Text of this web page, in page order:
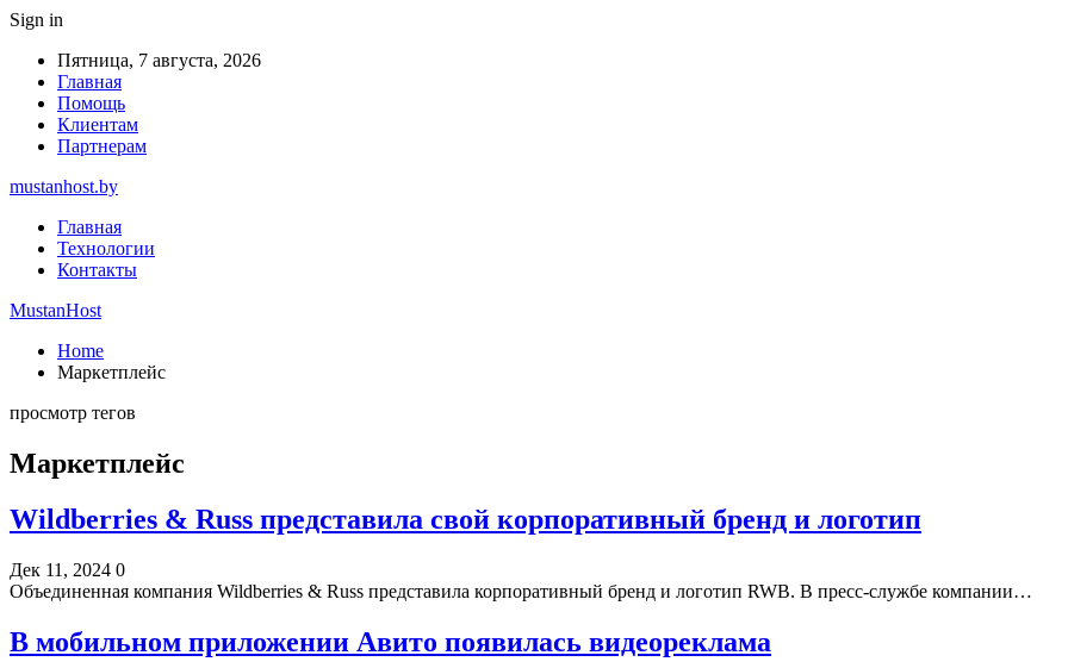
Sign in
Пятница, 7 августа, 2026
Главная
Помощь
Клиентам
Партнерам
mustanhost.by
Главная
Технологии
Контакты
MustanHost
Home
Маркетплейс
просмотр тегов
Маркетплейс
Wildberries & Russ представила свой корпоративный бренд и логотип
Дек 11, 2024 0
Объединенная компания Wildberries & Russ представила корпоративный бренд и логотип RWB. В пресс-службе компании…
В мобильном приложении Авито появилась видеореклама